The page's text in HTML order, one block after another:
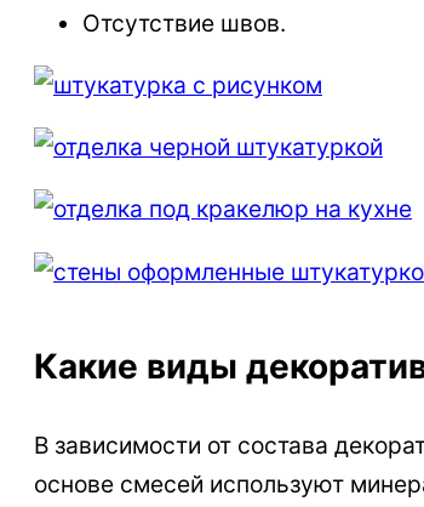
Отсутствие швов.
Какие виды
В зависимости от состава
основе смесей используют